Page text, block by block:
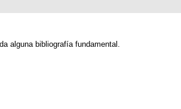
alguna bibliografía fundamental.